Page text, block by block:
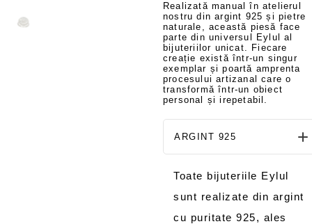
Realizată manual în atelierul
nostru din argint 925 și pietre
naturale, această piesă face
parte din universul Eylul al
bijuteriilor unicat. Fiecare
creație există într-un singur
exemplar și poartă amprenta
procesului artizanal care o
transformă într-un obiect
personal și irepetabil.
ARGINT 925
Toate bijuteriile Eylul
sunt realizate din argint
cu puritate 925, ales